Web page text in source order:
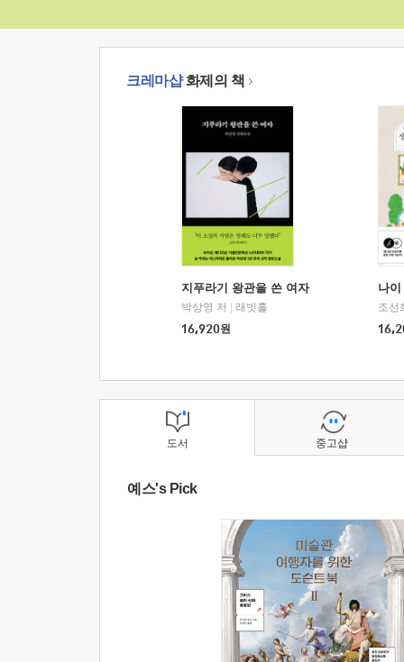
크레마샵화제의 책
지푸라기 왕관을 쓴 여자
박상영 저
래빗홀
16,920원
나
조선
도서
예스's Pick
중고샵